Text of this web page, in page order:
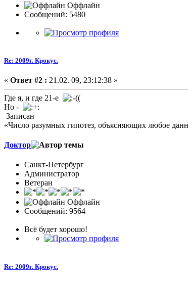
Оффлайн
Сообщений: 5480
Re: 2009г. Крокус.
« Ответ #2 : 21.02. 09, 23:12:38 »
Где я, и где 21-е
Но -
Записан
«Число разумных гипотез, объясняющих любое
Доктор
Санкт-Петербург
Администратор
Ветеран
Оффлайн
Сообщений: 9564
Всё будет хорошо!
Re: 2009г. Крокус.